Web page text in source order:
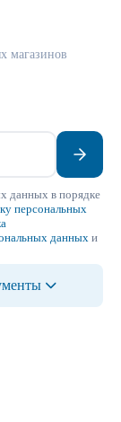
магазинов
данных в порядке
персональных
данных и